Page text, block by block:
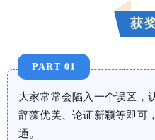
获
PART 01
大家常常会陷入一个误区，
辞藻优美、论证新颖等即可
通。